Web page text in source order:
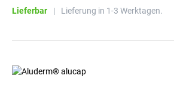
Lieferbar | Lieferung in 1-3 Werktagen.